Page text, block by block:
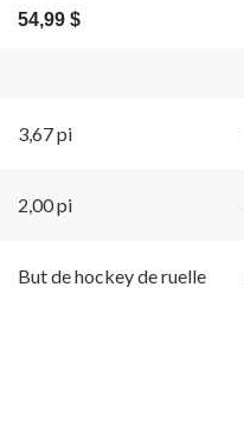
54,99 $
3,67 pi
2,00 pi
But de hockey de ruelle